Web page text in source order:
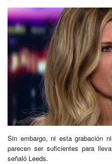
Sin embargo, ni esta grabación
parecen ser suficientes para
señaló Leeds.